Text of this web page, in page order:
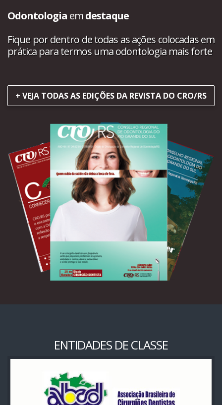
Odontologia emdestaque
Fique por dentro de todas as ações colocadas em
prática para termos uma odontologia mais forte
+ VEJA TODAS AS EDIÇÕES DA REVISTA DO CRO/RS
ENTIDADES DE CLASSE